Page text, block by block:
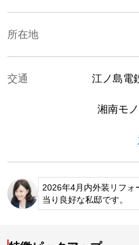
所在地
交通 江ノ島電
湘南モ
2026年4月内外装リフォ
当り良好な私邸です。